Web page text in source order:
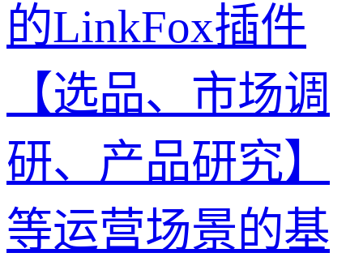
的LinkFox插件
【选品、市场调
研、产品研究】
等运营场景的基